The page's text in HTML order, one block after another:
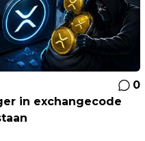
0
in exchangecode